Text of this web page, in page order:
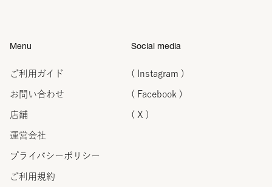
Menu
ご利用ガイド
お問い合わせ
店舗
運営会社
プライバシーポリシー
ご利用規約
Social media
( Instagram )
( Facebook )
( X )